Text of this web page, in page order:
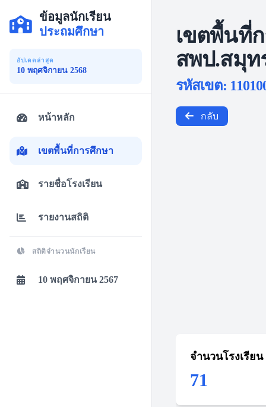
เขตพื้นที่
สพป.สมุท
รหัสเขต:
กลับ
จำนวนโรงเรียน
71
ข้อมูลนักเรียน
ประถมศึกษา
อัปเดตล่าสุด
10 พฤศจิกายน 2568
หน้าหลัก
เขตพื้นที่การศึกษา
รายชื่อโรงเรียน
รายงานสถิติ
สถิติจำนวนนักเรียน
10 พฤศจิกายน 2567